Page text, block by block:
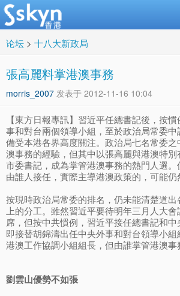
论坛 > 十八大新政局
張高麗料掌港澳事務
morris_2007 发表于 2012-11-16 10:04
【東方日報專訊】習近平任總書記後，按
事和對台兩個領導小組，至於政治局常委中
備受本港各界高度關注。政治局七名常委
澳事務的經驗，但其中以張高麗與港澳特
市委書記，成為掌管港澳事務的熱門人選
由誰人接任，實際主導港澳政策的，可能仍
按現時政治局常委的排名，仍未能清楚道
上的分工。雖然習近平要待明年三月人大
席，但按中共慣例，習近平接任總書記和
即接替胡錦濤出任中央外事和對台領導小
港澳工作協調小組組長，但由誰掌管港澳事
劉雲山優勢不如張